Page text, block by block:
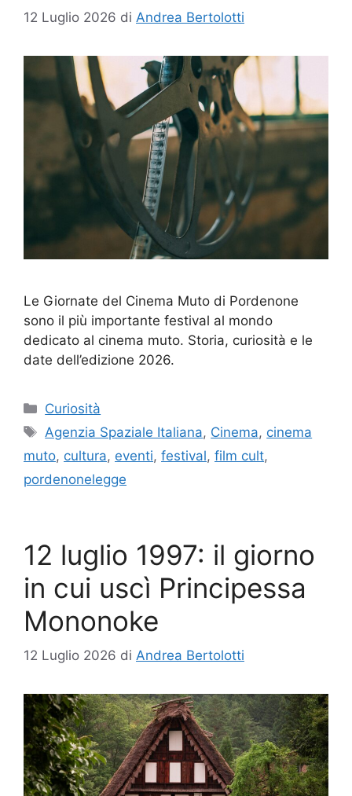
12 Luglio 2026 di Andrea Bertolotti
Le Giornate del Cinema Muto di Pordenone
sono il più importante festival al mondo
dedicato al cinema muto. Storia, curiosità e le
date dell’edizione 2026.
Categorie
Curiosità
Tag
Agenzia Spaziale Italiana, Cinema, cinema
muto, cultura, eventi, festival, film cult,
pordenonelegge
12 luglio 1997: il giorno
in cui uscì Principessa
Mononoke
12 Luglio 2026 di Andrea Bertolotti